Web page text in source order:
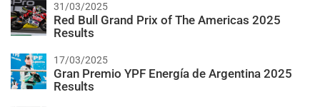
31/03/2025
Red Bull Grand Prix of The Americas 2025
Results
17/03/2025
Gran Premio YPF Energía de Argentina 2025
Results